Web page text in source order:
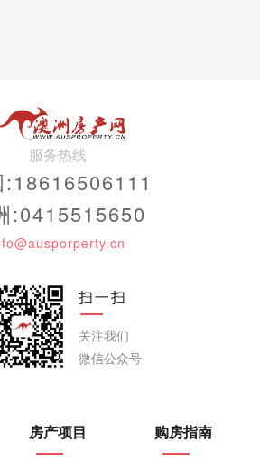
服务热线
:18616506111
:0415515650
扫一扫
关注我们
微信公众号
房产项目 购房指南